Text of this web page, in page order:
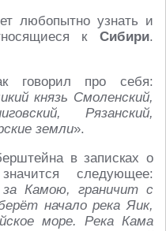
любопытно узнать и
к Сибири.
говорил про себя:
князь Смоленский,
Рязанский,
земли».
в записках о
следующее:
Камою, граничит с
начало река Яик,
море. Река Кама